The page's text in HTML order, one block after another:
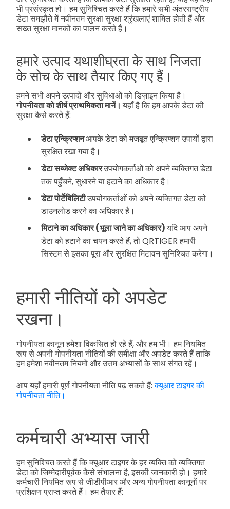
भी प्रसंस्कृत हो। हम सुनिश्चित करते हैं कि हमारे सभी अंतरराष्ट्रीय
डेटा समझौते में नवीनतम सुरक्षा सुरक्षा श्रृंखलाएं शामिल होती हैं और
सख्त सुरक्षा मानकों का पालन करते हैं।
हमारे उत्पाद यथाशीघ्रता के साथ निजता
के सोच के साथ तैयार किए गए हैं।
हमने सभी अपने उत्पादों और सुविधाओं को डिज़ाइन किया है।
गोपनीयता को शीर्ष प्राथमिकता मानें।यहाँ है कि हम आपके डेटा की
सुरक्षा कैसे करते हैं:
डेटा एन्क्रिप्शनआपके डेटा को मजबूत एन्क्रिप्शन उपायों द्वारा
सुरक्षित रखा गया है।
डेटा सब्जेक्ट अधिकारउपयोगकर्ताओं को अपने व्यक्तिगत डेटा
तक पहुँचने, सुधारने या हटाने का अधिकार है।
डेटा पोर्टेबिलिटीउपयोगकर्ताओं को अपने व्यक्तिगत डेटा को
डाउनलोड करने का अधिकार है।
मिटाने का अधिकार (भूला जाने का अधिकार)यदि आप अपने
डेटा को हटाने का चयन करते हैं, तो QRTIGER हमारी
सिस्टम से इसका पूरा और सुरक्षित मिटावन सुनिश्चित करेगा।
हमारी नीतियों को अपडेट
रखना।
गोपनीयता कानून हमेशा विकसित हो रहे हैं, और हम भी। हम नियमित
रूप से अपनी गोपनीयता नीतियों की समीक्षा और अपडेट करते हैं ताकि
हम हमेशा नवीनतम नियमों और उत्तम अभ्यासों के साथ संगत रहें।
आप यहाँ हमारी पूर्ण गोपनीयता नीति पढ़ सकते हैं:क्यूआर टाइगर की
गोपनीयता नीति।
कर्मचारी अभ्यास जारी
हम सुनिश्चित करते हैं कि क्यूआर टाइगर के हर व्यक्ति को व्यक्तिगत
डेटा को जिम्मेदारीपूर्वक कैसे संभालना है, इसकी जानकारी हो। हमारे
कर्मचारी नियमित रूप से जीडीपीआर और अन्य गोपनीयता कानूनों पर
प्रशिक्षण प्राप्त करते हैं। हम तैयार हैं: